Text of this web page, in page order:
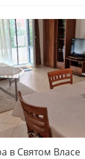
в Святом Власе